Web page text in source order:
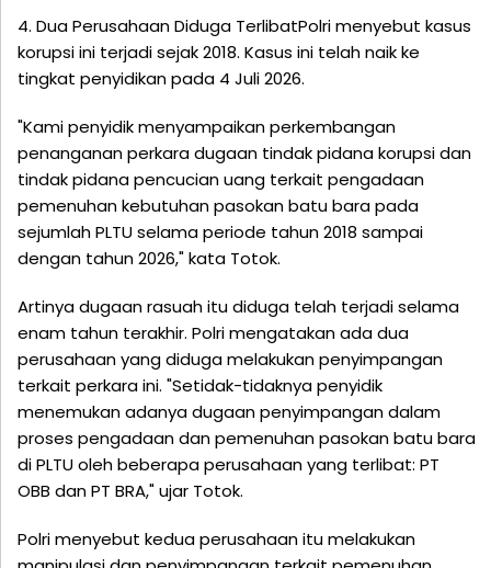
4. Dua Perusahaan Diduga TerlibatPolri menyebut kasus
korupsi ini terjadi sejak 2018. Kasus ini telah naik ke
tingkat penyidikan pada 4 Juli 2026.
"Kami penyidik menyampaikan perkembangan
penanganan perkara dugaan tindak pidana korupsi dan
tindak pidana pencucian uang terkait pengadaan
pemenuhan kebutuhan pasokan batu bara pada
sejumlah PLTU selama periode tahun 2018 sampai
dengan tahun 2026," kata Totok.
Artinya dugaan rasuah itu diduga telah terjadi selama
enam tahun terakhir. Polri mengatakan ada dua
perusahaan yang diduga melakukan penyimpangan
terkait perkara ini. "Setidak-tidaknya penyidik
menemukan adanya dugaan penyimpangan dalam
proses pengadaan dan pemenuhan pasokan batu bara
di PLTU oleh beberapa perusahaan yang terlibat: PT
OBB dan PT BRA," ujar Totok.
Polri menyebut kedua perusahaan itu melakukan